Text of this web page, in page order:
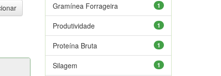
1
Gramínea Forrageira
1
Produtividade
1
Proteína Bruta
1
Silagem